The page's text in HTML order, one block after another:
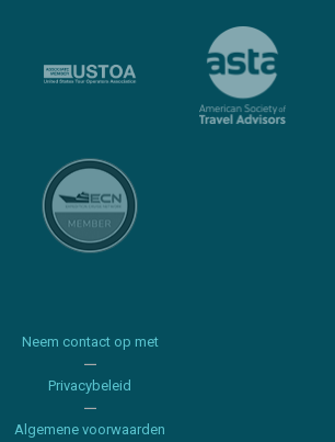
Neem contact op met
Privacybeleid
Algemene voorwaarden